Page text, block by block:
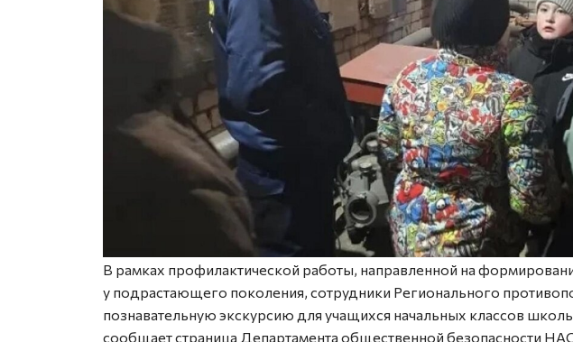
В рамках профилактической работы, направленной на
у подрастающего поколения, сотрудники Регионального
познавательную экскурсию для учащихся начальных классов
сообщает страница Департамента общественной безопасности